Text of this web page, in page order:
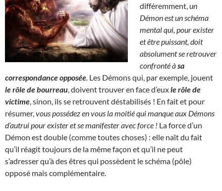
différemment, un
Démon est un schéma
mental qui, pour exister
et être puissant, doit
absolument se retrouver
confronté àsa
correspondance opposée Les Démons qui, par exemple, jouent
le rôle de bourreau , doivent trouver en face d’euxle rôle de
victime , sinon, ils se retrouvent déstabilisés ! En fait et pour
résumer, vous possédez en vous la moitié qui manque aux Démons
d’autrui pour exister et se manifester avec force ! La force d’un
Démon est double (comme toutes choses) : elle naît du fait
qu’il réagit toujours de la même façon et qu’il ne peut
s’adresser qu’à des êtres qui possèdent le schéma (pôle)
opposé mais complémentaire.